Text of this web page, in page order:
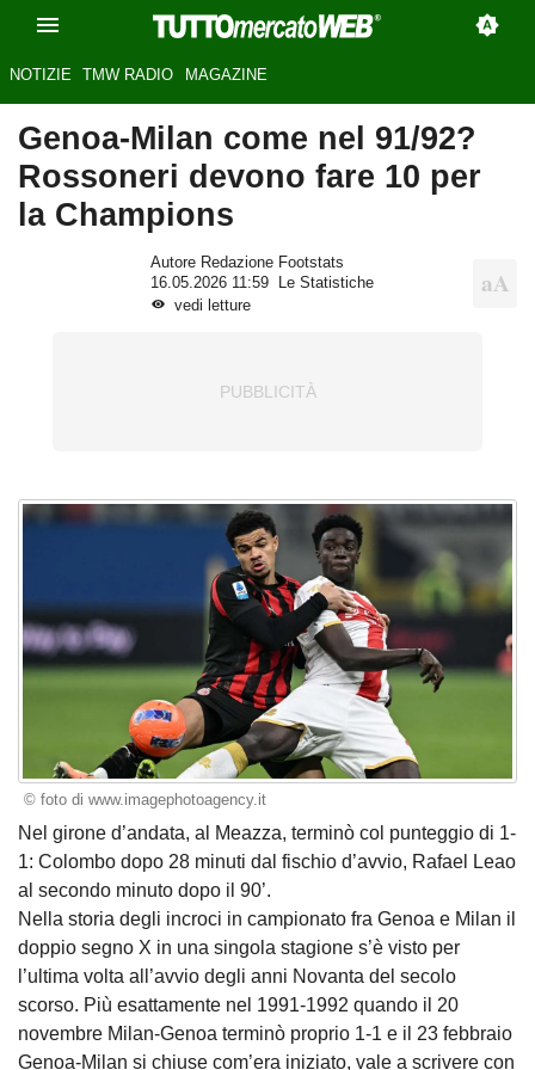
NOTIZIE TMW RADIO MAGAZINE
Genoa-Milan come nel 91/92?
Rossoneri devono fare 10 per
la Champions
Autore Redazione Footstats
16.05.2026 11:59
Le Statistiche
vedi letture
© foto di www.imagephotoagency.it
Nel girone d’andata, al Meazza, terminò col punteggio di 1-
1: Colombo dopo 28 minuti dal fischio d’avvio, Rafael Leao
al secondo minuto dopo il 90’.
Nella storia degli incroci in campionato fra Genoa e Milan il
doppio segno X in una singola stagione s’è visto per
l’ultima volta all’avvio degli anni Novanta del secolo
scorso. Più esattamente nel 1991-1992 quando il 20
novembre Milan-Genoa terminò proprio 1-1 e il 23 febbraio
Genoa-Milan si chiuse com’era iniziato, vale a scrivere con